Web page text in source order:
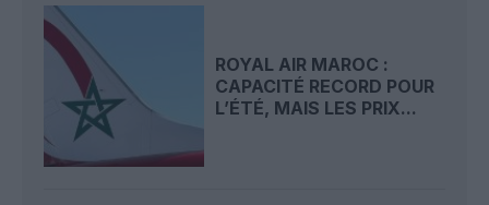
ROYAL AIR MAROC :
CAPACITÉ RECORD POUR
L’ÉTÉ, MAIS LES PRIX...